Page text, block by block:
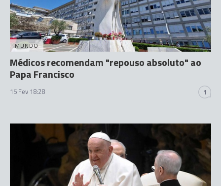
MUNDO
Médicos recomendam "repouso absoluto" ao
Papa Francisco
15 Fev 18:28 1